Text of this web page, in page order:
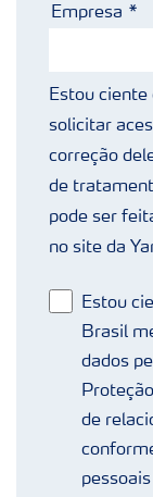
Empresa
Estou ciente
solicitar
correção
de
pode ser
no site da
Estou
Brasil
dados
de